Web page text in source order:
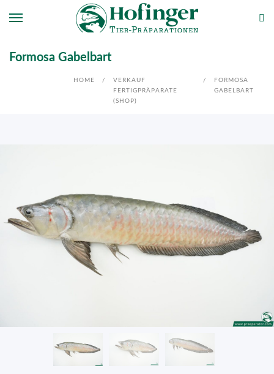
Formosa Gabelbart
HOME /
VERKAUF
FERTIGPRÄPARATE
(SHOP)
/
FORMOSA
GABELBART